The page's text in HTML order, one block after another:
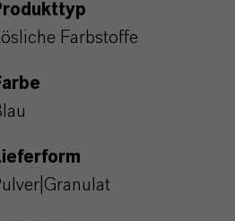
Farbstoffe